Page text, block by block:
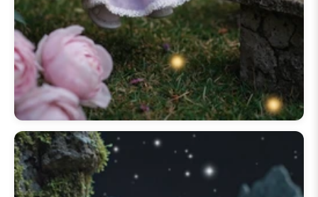
أضف الحياة إلى شاشتك معخلفية
لابوبو متحركة
من موضوعنا
خلفية لابوبو للآيفون. تضيف هذه
الخلفيات المتحركة طبقة من المرح
الديناميكي، حيث يظهر لابوبو في حركة
ساحرة. نوفرتنزيلًا سهلاً لخلفية لابوبو
المتحركةلمستخدميخلفية لابوبو
المتحركة للأندرويد
خلفية لابوبو
، مما يضمن الأداء
الأمثل عبر جميع الأجهزة. اكتشف